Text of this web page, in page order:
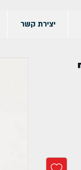
יצירת קשר